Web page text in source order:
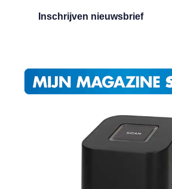
Inschrijven nieuwsbrief